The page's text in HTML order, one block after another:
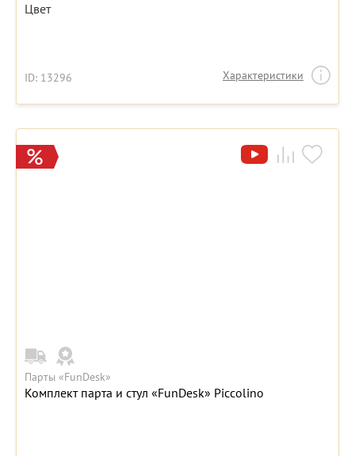
Цвет
ID: 13296 Характеристики
Парты «FunDesk»
Комплект парта и стул «FunDesk» Piccolino